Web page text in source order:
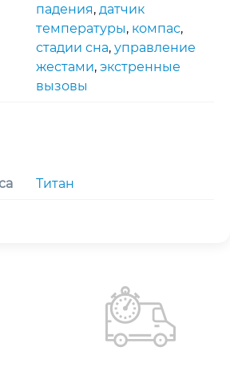
падения, датчик
температуры, компас,
стадии сна, управление
жестами, экстренные
вызовы
Титан